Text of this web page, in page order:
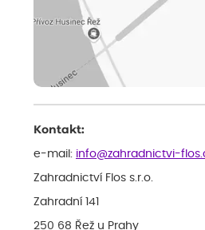
Kontakt:
e-mail: info@zahradnictvi-
Zahradnictví Flos s.r.o.
Zahradní 141
250 68 Řež u Prahy